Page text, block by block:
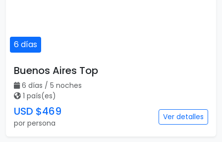
6 días
Buenos Aires Top
6 días / 5 noches
1 país(es)
USD $469
por persona
Ver detalles